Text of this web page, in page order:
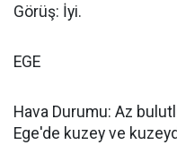
Görüş: İyi.
EGE
Hava Durumu: Az
Ege'de kuzey ve